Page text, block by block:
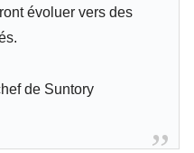
évoluer vers des
de Suntory